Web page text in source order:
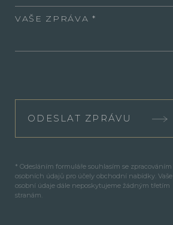
VAŠE ZPRÁVA
ODESLAT ZPRÁVU
* Odesláním formuláře souhlasím se zpracováním
osobních údajů pro účely obchodní nabídky. Vaše
osobní údaje dále neposkytujeme žádným třetím
stranám.